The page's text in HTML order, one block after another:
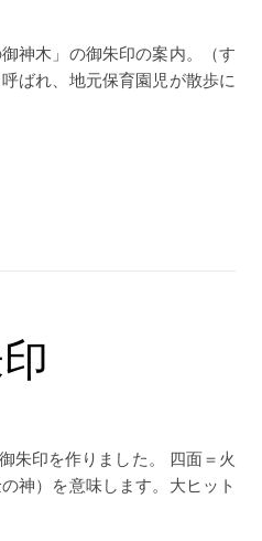
神木」の御朱印の案内。（す
ばれ、地元保育園児が散歩に
朱印を作りました。 四面＝火
神）を意味します。大ヒット